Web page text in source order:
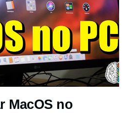
MacOS no